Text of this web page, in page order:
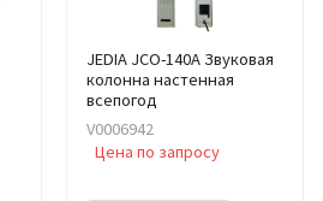
JEDIA JCO-140А Звуковая
колонна настенная
всепогод
V0006942
Цена по запросу